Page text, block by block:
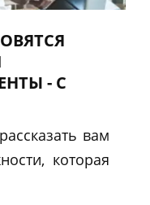
- С
вам
которая